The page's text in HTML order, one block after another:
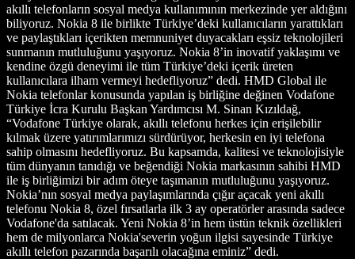
akıllı telefonların sosyal medya kullanımının merkezinde yer aldığını
biliyoruz. Nokia 8 ile birlikte Türkiye’deki kullanıcıların yarattıkları
ve paylaştıkları içerikten memnuniyet duyacakları eşsiz teknolojileri
sunmanın mutluluğunu yaşıyoruz. Nokia 8’in inovatif yaklaşımı ve
kendine özgü deneyimi ile tüm Türkiye’deki içerik üreten
kullanıcılara ilham vermeyi hedefliyoruz” dedi. HMD Global ile
Nokia telefonlar konusunda yapılan iş birliğine değinen Vodafone
Türkiye İcra Kurulu Başkan Yardımcısı M. Sinan Kızıldağ,
“Vodafone Türkiye olarak, akıllı telefonu herkes için erişilebilir
kılmak üzere yatırımlarımızı sürdürüyor, herkesin en iyi telefona
sahip olmasını hedefliyoruz. Bu kapsamda, kalitesi ve teknolojisiyle
tüm dünyanın tanıdığı ve beğendiği Nokia markasının sahibi HMD
ile iş birliğimizi bir adım öteye taşımanın mutluluğunu yaşıyoruz.
Nokia’nın sosyal medya paylaşımlarında çığır açacak yeni akıllı
telefonu Nokia 8, özel fırsatlarla ilk 3 ay operatörler arasında sadece
Vodafone'da satılacak. Yeni Nokia 8’in hem üstün teknik özellikleri
hem de milyonlarca Nokia'severin yoğun ilgisi sayesinde Türkiye
akıllı telefon pazarında başarılı olacağına eminiz” dedi.